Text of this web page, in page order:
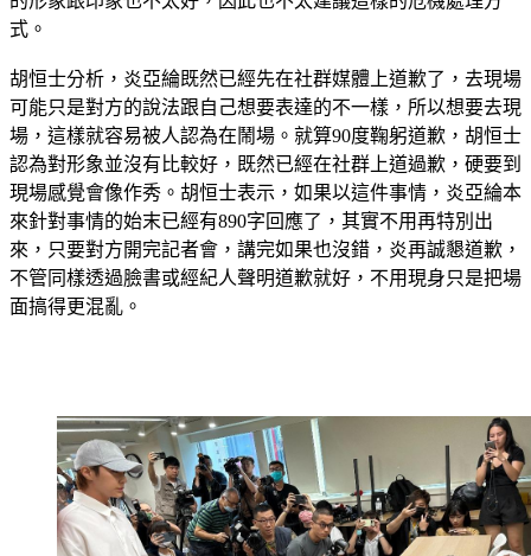
可能只是對方的說法跟自己想要表達的不一樣，所以想要去現
場，這樣就容易被人認為在鬧場。就算90度鞠躬道歉，胡恒士
認為對形象並沒有比較好，既然已經在社群上道過歉，硬要到
現場感覺會像作秀。胡恒士表示，如果以這件事情，炎亞綸本
來針對事情的始末已經有890字回應了，其實不用再特別出
來，只要對方開完記者會，講完如果也沒錯，炎再誠懇道歉，
不管同樣透過臉書或經紀人聲明道歉就好，不用現身只是把場
面搞得更混亂。